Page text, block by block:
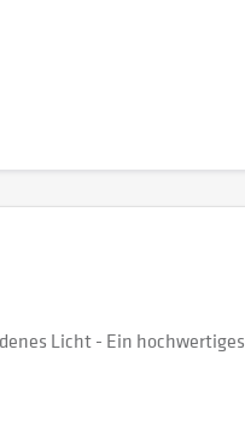
Licht - Ein hochwertiges